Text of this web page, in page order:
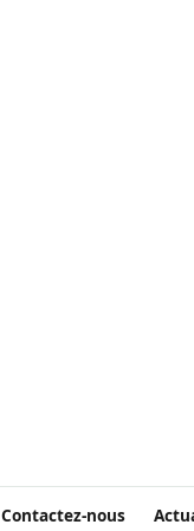
Contactez-nous